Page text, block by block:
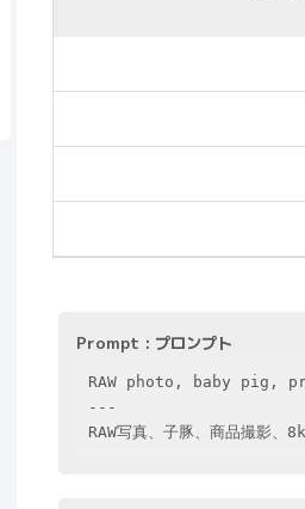
Prompt : プロンプト
RAW photo, baby
---
RAW写真、子豚、商品撮影